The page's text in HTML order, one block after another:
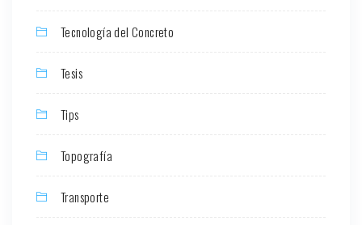
Tecnología del Concreto
Tesis
Tips
Topografía
Transporte